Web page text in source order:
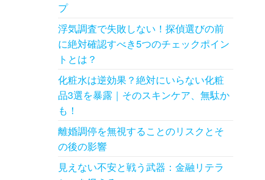
プ
浮気調査で失敗しない！探偵選びの前
に絶対確認すべき5つのチェックポイン
トとは？
化粧水は逆効果？絶対にいらない化粧
品3選を暴露｜そのスキンケア、無駄か
も！
離婚調停を無視することのリスクとそ
の後の影響
見えない不安と戦う武器：金融リテラ